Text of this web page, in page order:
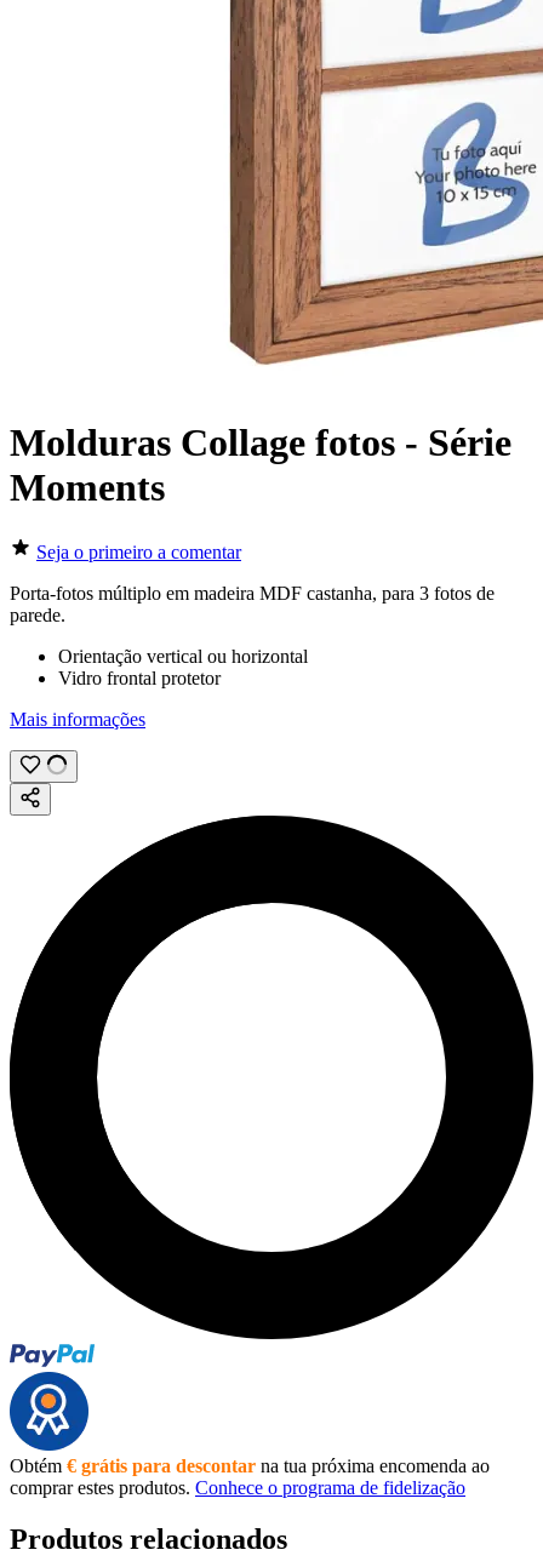
Molduras Collage fotos - Série
Moments
Seja o primeiro a comentar
Porta-fotos múltiplo em madeira MDF castanha, para 3 fotos de
parede.
Orientação vertical ou horizontal
Vidro frontal protetor
Mais informações
Obtém € grátis para descontar na tua próxima encomenda ao
comprar estes produtos. Conhece o programa de fidelização
Produtos relacionados